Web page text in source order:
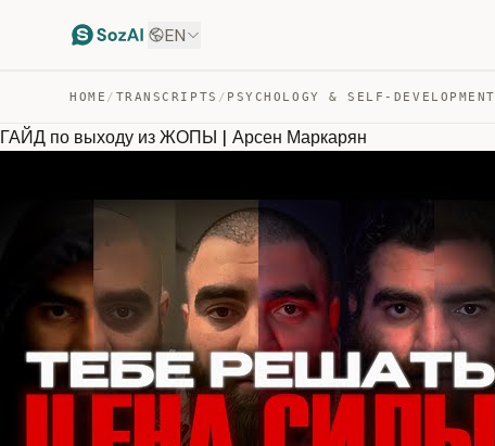
EN
HOME / TRANSCRIPTS / PSYCHOLOGY & SELF-DEVELOPMENT
ГАЙД по выходу из ЖОПЫ | Арсен Маркарян